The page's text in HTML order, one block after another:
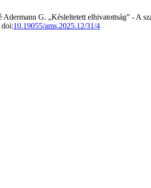
Adermann G. „Késleltetett elhivatottság” - A
10.19055/ams.2025.12/31/4